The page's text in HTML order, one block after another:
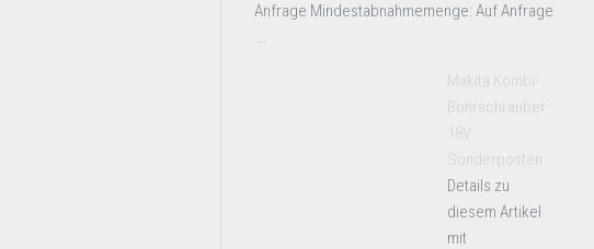
Anfrage Mindestabnahmemenge: Auf Anfrage
...
Makita Kombi-
Bohrschrauber
18V
Sonderposten
Details zu
diesem Artikel
mit